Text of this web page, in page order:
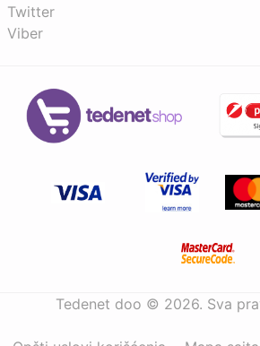
Twitter
Viber
Tedenet doo © 2026. Sva